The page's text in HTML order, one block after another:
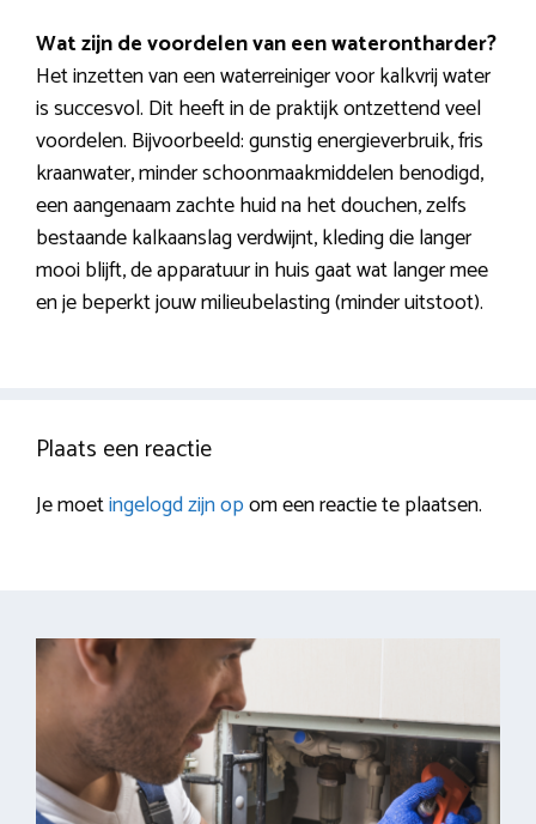
Wat zijn de voordelen van een waterontharder?
Het inzetten van een waterreiniger voor kalkvrij water
is succesvol. Dit heeft in de praktijk ontzettend veel
voordelen. Bijvoorbeeld: gunstig energieverbruik, fris
kraanwater, minder schoonmaakmiddelen benodigd,
een aangenaam zachte huid na het douchen, zelfs
bestaande kalkaanslag verdwijnt, kleding die langer
mooi blijft, de apparatuur in huis gaat wat langer mee
en je beperkt jouw milieubelasting (minder uitstoot).
Plaats een reactie
Je moetingelogd zijn opom een reactie te plaatsen.